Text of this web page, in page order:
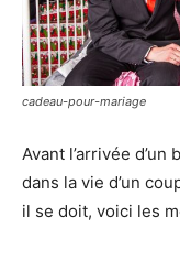
cadeau-pour-mariage
Avant l’arrivée
dans la vie d’un
il se doit, voici les